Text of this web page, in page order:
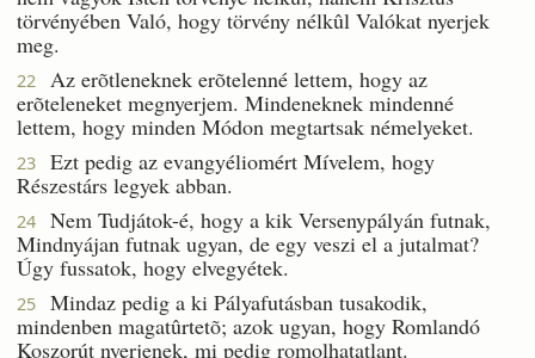
törvényében Való, hogy törvény nélkûl Valókat nyerjek
meg.
22
Az erõtleneknek erõtelenné lettem, hogy az
erõteleneket megnyerjem. Mindeneknek mindenné
lettem, hogy minden Módon megtartsak némelyeket.
23
Ezt pedig az evangyéliomért Mívelem, hogy
Részestárs legyek abban.
24
Nem Tudjátok-é, hogy a kik Versenypályán futnak,
Mindnyájan futnak ugyan, de egy veszi el a jutalmat?
Úgy fussatok, hogy elvegyétek.
25
Mindaz pedig a ki Pályafutásban tusakodik,
mindenben magatûrtetõ; azok ugyan, hogy Romlandó
Koszorút nyerjenek, mi pedig romolhatatlant.